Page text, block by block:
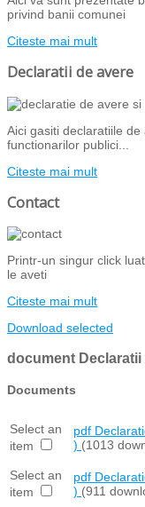
privind banii comunei
Citeste mai mult
Declaratii de avere
Aici gasiti declaratiile
functionarilor publici...
Citeste mai mult
Contact
Printr-un singur click
le aveti
Citeste mai mult
Download selected
document Declaratii
Documents
Select an
item
pdf
) (1013
Select an
item
pdf
) (911